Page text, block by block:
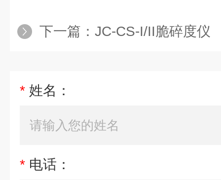
下一篇： JC-CS-I/II脆碎度仪
* 姓名：
* 电话：